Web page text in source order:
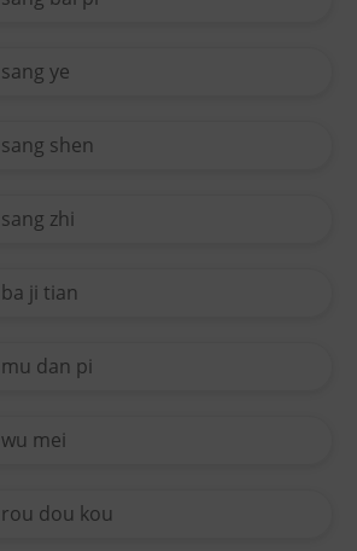
sang ye
sang shen
sang zhi
ba ji tian
mu dan pi
wu mei
rou dou kou